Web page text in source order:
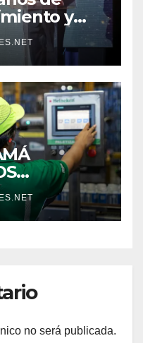
y
LA
Y
no será publicada.